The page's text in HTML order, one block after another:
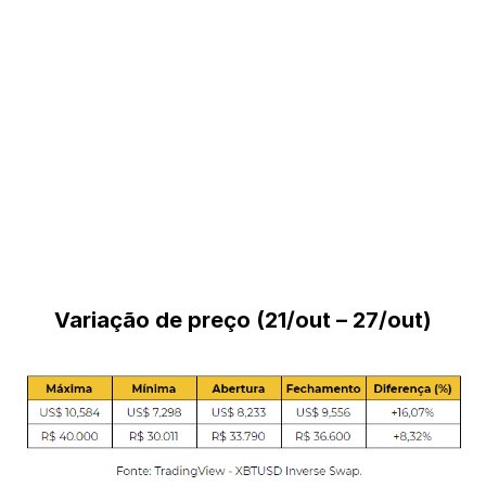
Variação de preço (21/out – 27/out)